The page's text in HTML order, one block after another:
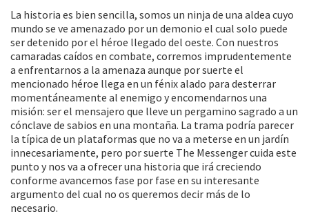
La historia es bien sencilla, somos un ninja de una aldea cuyo
mundo se ve amenazado por un demonio el cual solo puede
ser detenido por el héroe llegado del oeste. Con nuestros
camaradas caídos en combate, corremos imprudentemente
a enfrentarnos a la amenaza aunque por suerte el
mencionado héroe llega en un fénix alado para desterrar
momentáneamente al enemigo y encomendarnos una
misión: ser el mensajero que lleve un pergamino sagrado a un
cónclave de sabios en una montaña. La trama podría parecer
la típica de un plataformas que no va a meterse en un jardín
innecesariamente, pero por suerte The Messenger cuida este
punto y nos va a ofrecer una historia que irá creciendo
conforme avancemos fase por fase en su interesante
argumento del cual no os queremos decir más de lo
necesario.